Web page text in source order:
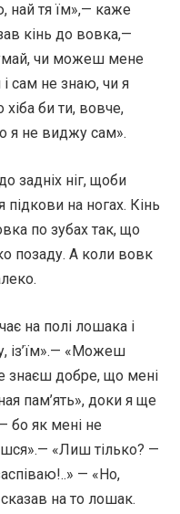
най тя їм»,— каже
кінь до вовка,—
чи можеш мене
і сам не знаю, чи я
хіба би ти, вовче,
я не виджу сам».
задніх ніг, щоби
на ногах. Кінь
по зубах так, що
позаду. А коли вовк
на полі лошака і
із’їм».— «Можеш
знаєш добре, що мені
пам’ять», доки я ще
бо як мені не
«Лиш тілько? —
— «Но,
на то лошак.